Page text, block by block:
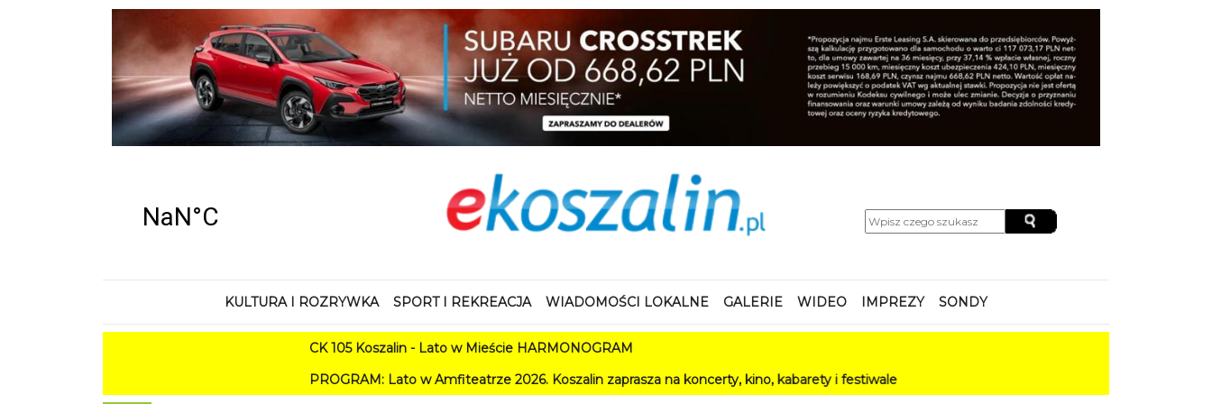
KULTURA I ROZRYWKA SPORT I REKREACJA WIADOMOŚCI LOKALNE GALERIE WIDEO IMPREZY SONDY
CK 105 Koszalin - Lato w Mieście HARMONOGRAM
PROGRAM: Lato w Amfiteatrze 2026. Koszalin zaprasza na koncerty, kino, kabarety i festiwale